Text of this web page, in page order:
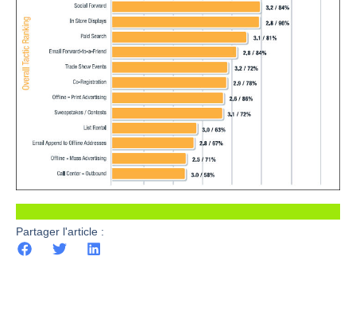
Partager l'article :